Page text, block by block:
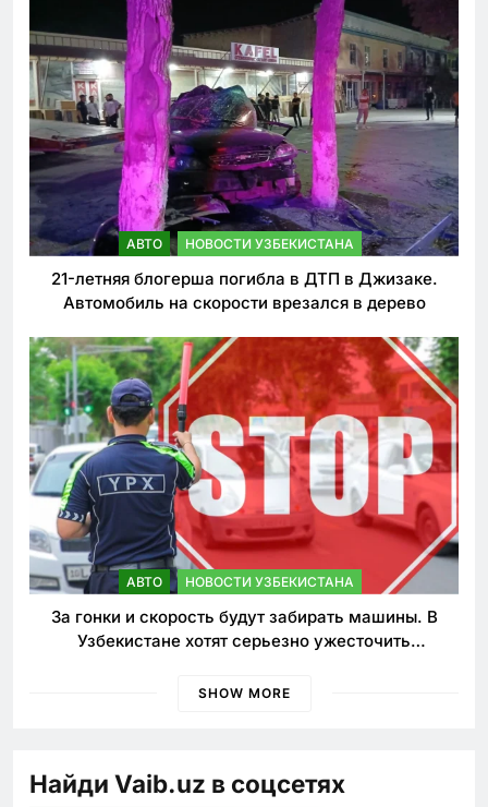
АВТО НОВОСТИ УЗБЕКИСТАНА
21-летняя блогерша погибла в ДТП в Джизаке.
Автомобиль на скорости врезался в дерево
АВТО НОВОСТИ УЗБЕКИСТАНА
За гонки и скорость будут забирать машины. В
Узбекистане хотят серьезно ужесточить
SHOW MORE
Найди Vaib.uz в соцсетях